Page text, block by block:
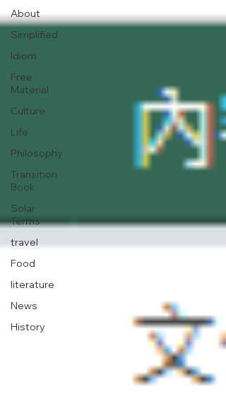
About
Simplified
Idiom
Free
Material
Culture
Life
Philosophy
Transition
Book
Solar
Terms
travel
Food
literature
News
History